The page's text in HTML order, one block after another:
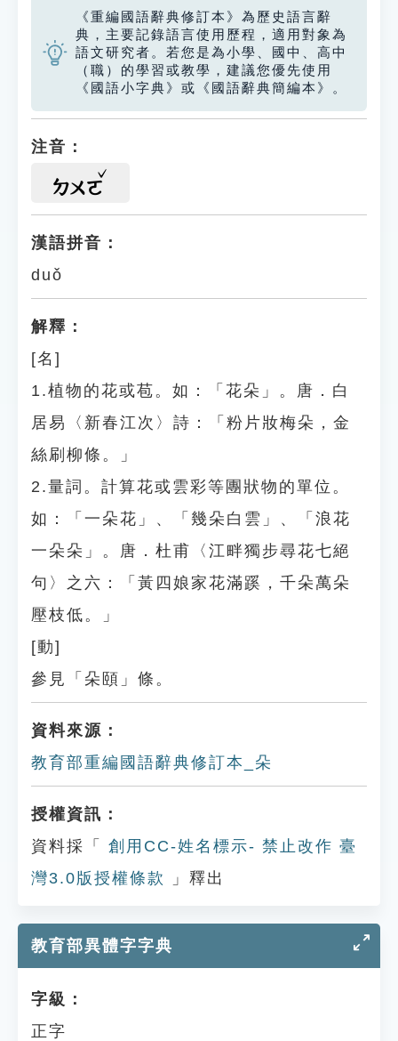
《重編國語辭典修訂本》為歷史語言辭
典，主要記錄語言使用歷程，適用對象為
語文研究者。若您是為小學、國中、高中
（職）的學習或教學，建議您優先使用
《國語小字典》或《國語辭典簡編本》。
注音：
ㄉㄨㄛ
漢語拼音：
duǒ
解釋：
[名]
1.植物的花或苞。如：「花朵」。唐．白
居易〈新春江次〉詩：「粉片妝梅朵，金
絲刷柳條。」
2.量詞。計算花或雲彩等團狀物的單位。
如：「一朵花」、「幾朵白雲」、「浪花
一朵朵」。唐．杜甫〈江畔獨步尋花七絕
句〉之六：「黃四娘家花滿蹊，千朵萬朵
壓枝低。」
[動]
參見「朵頤」條。
資料來源：
教育部重編國語辭典修訂本_朵
授權資訊：
資料採「
創用CC-姓名標示- 禁止改作 臺
灣3.0版授權條款
」釋出
教育部異體字字典
字級：
正字